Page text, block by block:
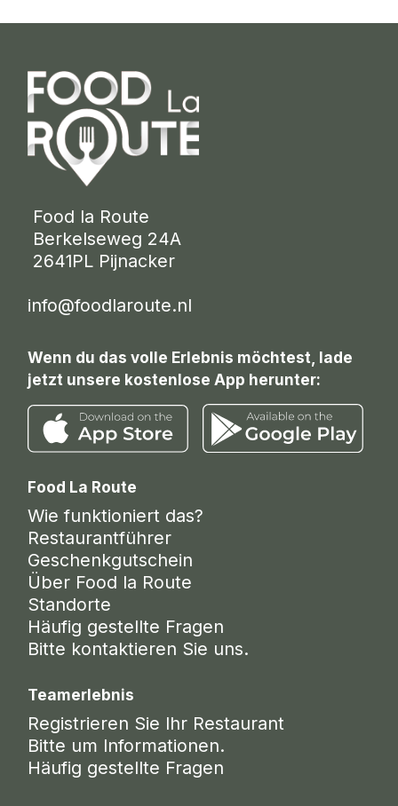
Food la Route
Berkelseweg 24A
2641PL Pijnacker
info@foodlaroute.nl
Wenn du das volle Erlebnis möchtest, lade
jetzt unsere kostenlose App herunter:
Food La Route
Wie funktioniert das?
Restaurantführer
Geschenkgutschein
Über Food la Route
Standorte
Häufig gestellte Fragen
Bitte kontaktieren Sie uns.
Teamerlebnis
Registrieren Sie Ihr Restaurant
Bitte um Informationen.
Häufig gestellte Fragen